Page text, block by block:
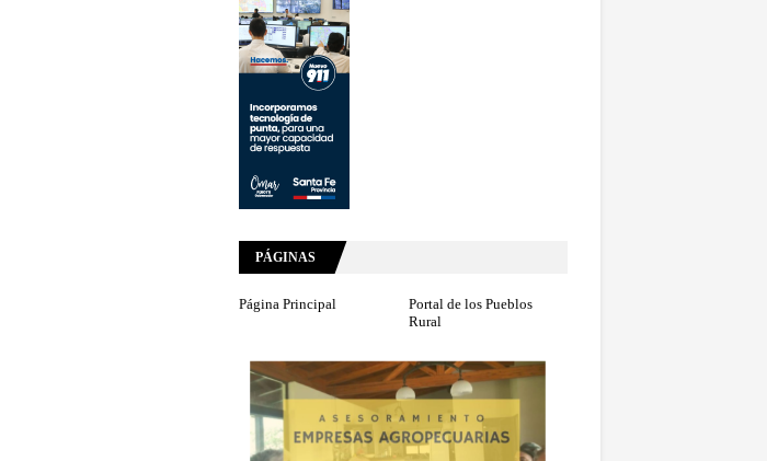
PÁGINAS
Página Principal
Portal de los Pueblos
Rural